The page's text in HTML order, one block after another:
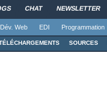
CHAT NEWSLETTER
Dév. Web EDI Programmation
SOURCES